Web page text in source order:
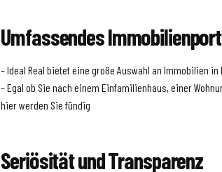
Umfassendes
– Ideal Real bietet eine große Auswahl an Immobilien in
– Egal ob Sie nach einem Einfamilienhaus, einer
hier werden Sie fündig
Seriösität und Transparenz